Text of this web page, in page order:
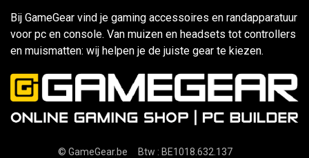
Bij GameGear vind je gaming accessoires en randapparatuur
voor pc en console. Van muizen en headsets tot controllers
en muismatten: wij helpen je de juiste gear te kiezen.
© GameGear.be Btw : BE1018.632.137